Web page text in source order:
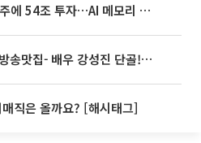
SK하이닉스, 용인·청주에 54조 투자…AI 메모리 생산기지 키운다
'2TV 생생정보' 오늘방송맛집- 배우 강성진 단골! 쌀국수ㆍ푸팟퐁 커리 맛집 '블○○○'
직은 올까요? [해시태그]